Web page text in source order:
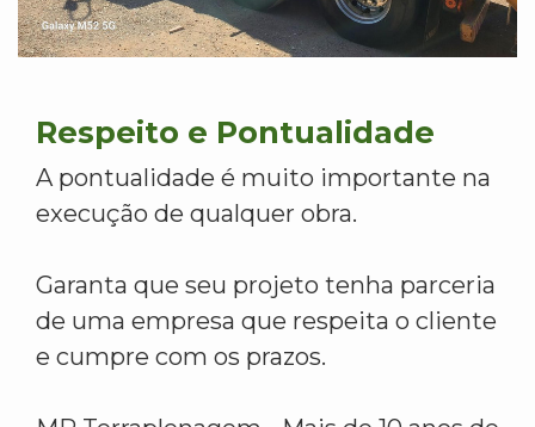
Respeito e Pontualidade
A pontualidade é muito importante na
execução de qualquer obra.
Garanta que seu projeto tenha parceria
de uma empresa que respeita o cliente
e cumpre com os prazos.